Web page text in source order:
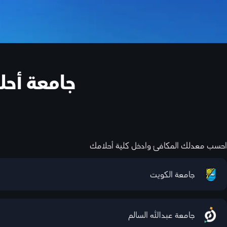
جامعة
احسب معدلك المكافئ وادخل كلية أحلامك
جامعة الكويت
جامعة عبدالله السالم